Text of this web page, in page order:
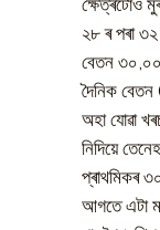
ক্ষেত্ৰটোও
২৮ ৰ পৰা
বেতন
দৈনিক বেতন
অহা যোৱা
নিদিয়ে
প্ৰাথমিকৰ
আগতে এটা